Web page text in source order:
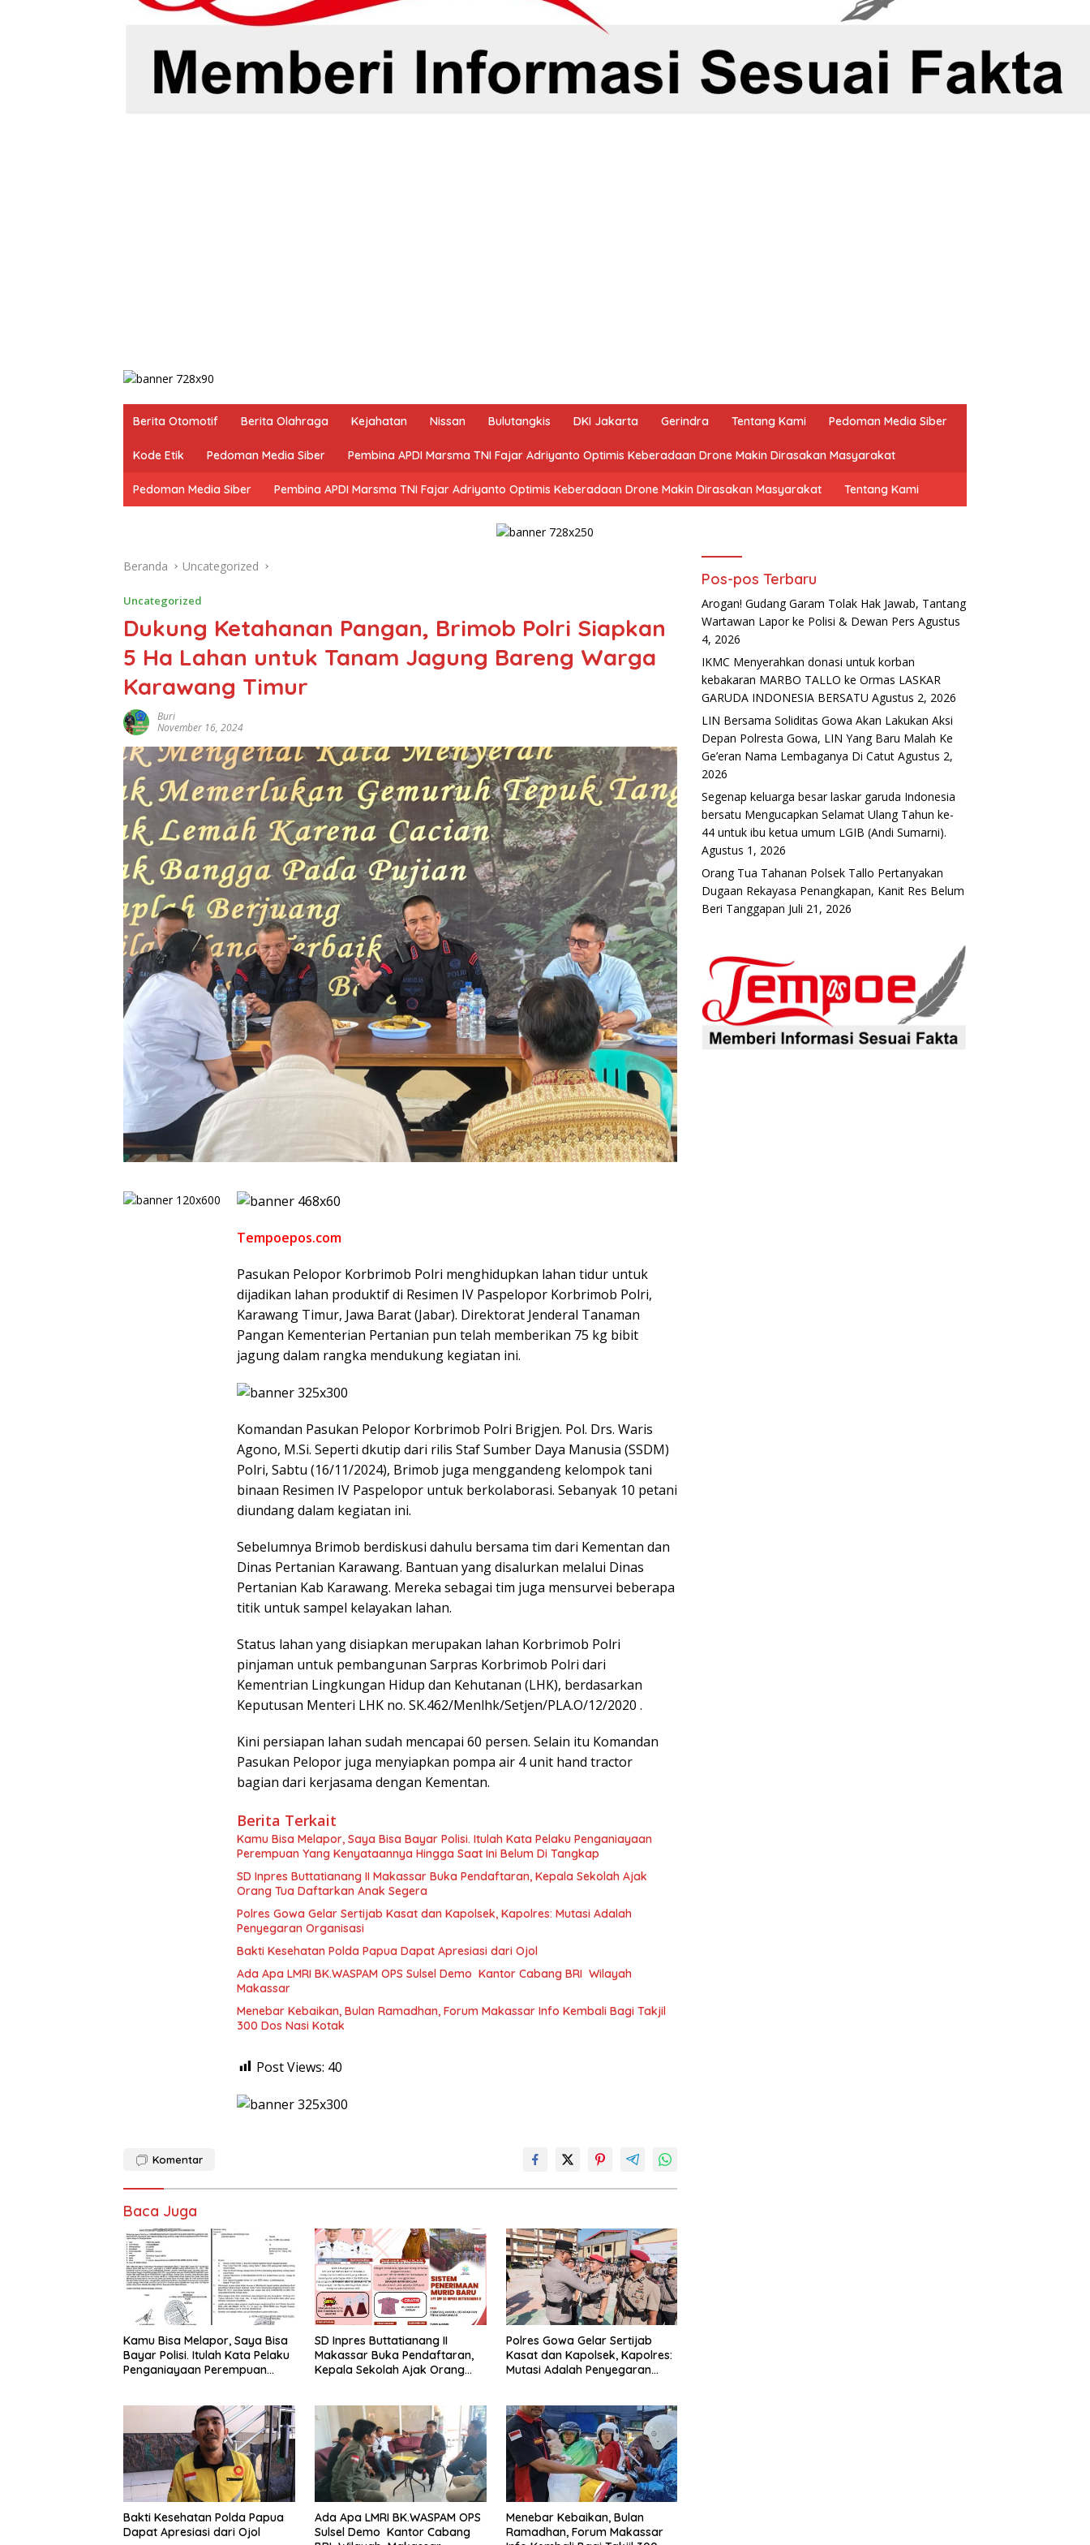
Berita Otomotif Berita Olahraga Kejahatan Nissan Bulutangkis DKI Jakarta Gerindra Tentang Kami Pedoman Media Siber
Kode Etik Pedoman Media Siber Pembina APDI Marsma TNI Fajar Adriyanto Optimis Keberadaan Drone Makin Dirasakan Masyarakat
Pedoman Media Siber Pembina APDI Marsma TNI Fajar Adriyanto Optimis Keberadaan Drone Makin Dirasakan Masyarakat Tentang Kami
Beranda Uncategorized
Uncategorized
Dukung Ketahanan Pangan, Brimob Polri Siapkan
5 Ha Lahan untuk Tanam Jagung Bareng Warga
Karawang Timur
Buri
November 16, 2024
Tempoepos.com
Pasukan Pelopor Korbrimob Polri menghidupkan lahan tidur untuk
dijadikan lahan produktif di Resimen IV Paspelopor Korbrimob Polri,
Karawang Timur, Jawa Barat (Jabar). Direktorat Jenderal Tanaman
Pangan Kementerian Pertanian pun telah memberikan 75 kg bibit
jagung dalam rangka mendukung kegiatan ini.
Komandan Pasukan Pelopor Korbrimob Polri Brigjen. Pol. Drs. Waris
Agono, M.Si. Seperti dkutip dari rilis Staf Sumber Daya Manusia (SSDM)
Polri, Sabtu (16/11/2024), Brimob juga menggandeng kelompok tani
binaan Resimen IV Paspelopor untuk berkolaborasi. Sebanyak 10 petani
diundang dalam kegiatan ini.
Sebelumnya Brimob berdiskusi dahulu bersama tim dari Kementan dan
Dinas Pertanian Karawang. Bantuan yang disalurkan melalui Dinas
Pertanian Kab Karawang. Mereka sebagai tim juga mensurvei beberapa
titik untuk sampel kelayakan lahan.
Status lahan yang disiapkan merupakan lahan Korbrimob Polri
pinjaman untuk pembangunan Sarpras Korbrimob Polri dari
Kementrian Lingkungan Hidup dan Kehutanan (LHK), berdasarkan
Keputusan Menteri LHK no. SK.462/Menlhk/Setjen/PLA.O/12/2020 .
Kini persiapan lahan sudah mencapai 60 persen. Selain itu Komandan
Pasukan Pelopor juga menyiapkan pompa air 4 unit hand tractor
bagian dari kerjasama dengan Kementan.
Berita Terkait
Kamu Bisa Melapor, Saya Bisa Bayar Polisi. Itulah Kata Pelaku Penganiayaan
Perempuan Yang Kenyataannya Hingga Saat Ini Belum Di Tangkap
SD Inpres Buttatianang II Makassar Buka Pendaftaran, Kepala Sekolah Ajak
Orang Tua Daftarkan Anak Segera
Polres Gowa Gelar Sertijab Kasat dan Kapolsek, Kapolres: Mutasi Adalah
Penyegaran Organisasi
Bakti Kesehatan Polda Papua Dapat Apresiasi dari Ojol
Ada Apa LMRI BK.WASPAM OPS Sulsel Demo Kantor Cabang BRI Wilayah
Makassar
Menebar Kebaikan, Bulan Ramadhan, Forum Makassar Info Kembali Bagi Takjil
300 Dos Nasi Kotak
Post Views: 40
Komentar
Baca Juga
Kamu Bisa Melapor, Saya Bisa
Bayar Polisi. Itulah Kata Pelaku
Penganiayaan Perempuan
SD Inpres Buttatianang II
Makassar Buka Pendaftaran,
Kepala Sekolah Ajak Orang
Polres Gowa Gelar Sertijab
Kasat dan Kapolsek, Kapolres:
Mutasi Adalah Penyegaran
Bakti Kesehatan Polda Papua
Dapat Apresiasi dari Ojol
Ada Apa LMRI BK.WASPAM OPS
Sulsel Demo Kantor Cabang
Menebar Kebaikan, Bulan
Ramadhan, Forum Makassar
Pos-pos Terbaru
Arogan! Gudang Garam Tolak Hak Jawab, Tantang
Wartawan Lapor ke Polisi & Dewan Pers Agustus
4, 2026
IKMC Menyerahkan donasi untuk korban
kebakaran MARBO TALLO ke Ormas LASKAR
GARUDA INDONESIA BERSATU Agustus 2, 2026
LIN Bersama Soliditas Gowa Akan Lakukan Aksi
Depan Polresta Gowa, LIN Yang Baru Malah Ke
Ge’eran Nama Lembaganya Di Catut Agustus 2,
2026
Segenap keluarga besar laskar garuda Indonesia
bersatu Mengucapkan Selamat Ulang Tahun ke-
44 untuk ibu ketua umum LGIB (Andi Sumarni).
Agustus 1, 2026
Orang Tua Tahanan Polsek Tallo Pertanyakan
Dugaan Rekayasa Penangkapan, Kanit Res Belum
Beri Tanggapan Juli 21, 2026